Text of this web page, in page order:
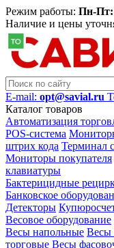
Режим работы: Пн-Пт:
Наличие и цены
E-mail: opt@savial.ru
Каталог товаров
Автоматизация
POS-система
штрих кода Терминал
Мониторы покупателя
клавиатуры
Бактерицидные
Банковское
Детекторы
Весовое оборудование
Весы напольные Весы
торговые Весы